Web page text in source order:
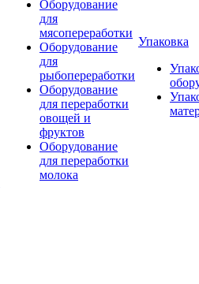
Оборудование
для
мясопереработки
Оборудование
для
рыбопереработки
Оборудование
для переработки
овощей и
фруктов
Оборудование
для переработки
молока
Упаковка